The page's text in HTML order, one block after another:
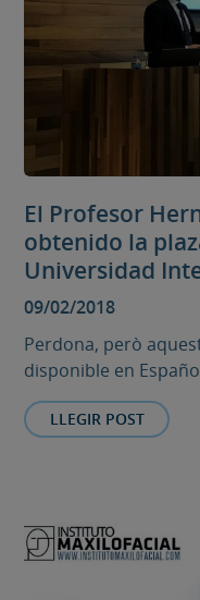
El Profesor
obtenido la
Universidad
09/02/2018
Perdona, però
disponible en
LLEGIR POST